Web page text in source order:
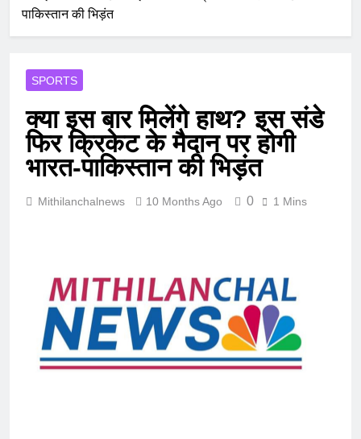
पाकिस्‍तान की भिड़ंत
SPORTS
क्या इस बार मिलेंगे हाथ? इस संडे
फिर क्रिकेट के मैदान पर होगी
भारत-पाकिस्‍तान की भिड़ंत
Mithilanchalnews 10 Months Ago 0 1 Mins